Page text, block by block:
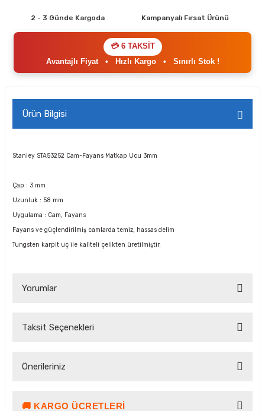
2 - 3 Günde Kargoda Kampanyalı Fırsat Ürünü
💳 6 TAKSİT
Avantajlı Fiyat• Hızlı Kargo• Sınırlı Stok !
Ürün Bilgisi
Stanley STA53252 Cam-Fayans Matkap Ucu 3mm
Çap : 3 mm
Uzunluk : 58 mm
Uygulama : Cam, Fayans
Fayans ve güçlendirilmiş camlarda temiz, hassas delim
Tungsten karpit uç ile kaliteli çelikten üretilmiştir.
Yorumlar
Taksit Seçenekleri
Önerileriniz
🚚 KARGO ÜCRETLERI